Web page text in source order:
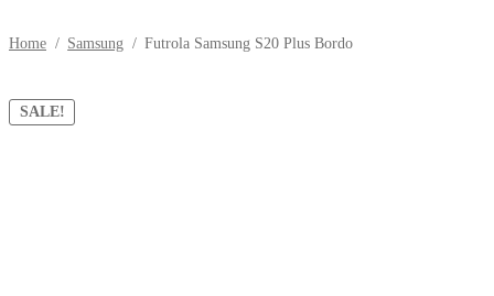
Home / Samsung / Futrola Samsung S20 Plus Bordo
SALE!